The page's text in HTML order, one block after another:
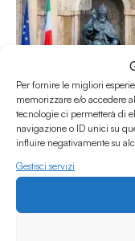
Per fornire le migliori
memorizzare e/o accedere
tecnologie ci permetterà di
navigazione o ID unici su
influire negativamente su
Gestisci servizi
Daria Bonfietti per
anniversario della
Interviste
Cultura